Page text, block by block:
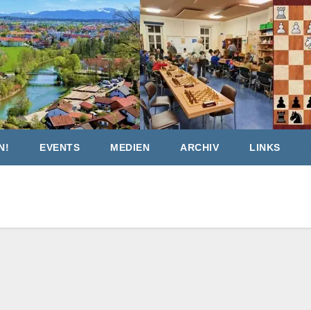
EVENTS MEDIEN ARCHIV LINKS